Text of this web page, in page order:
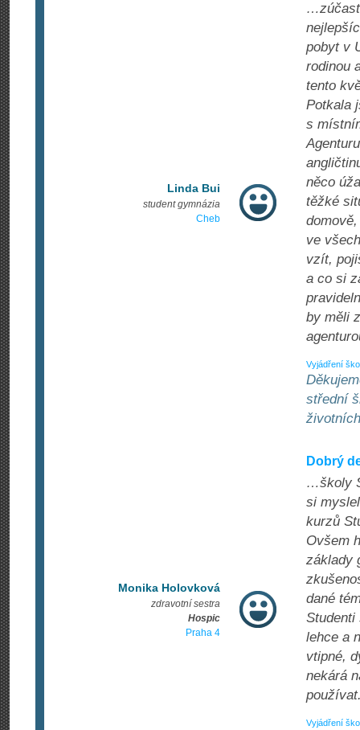
Linda Bui
student gymnázia
Cheb
pobyt v
rodinou
tento
Potkala
s
něco
těžké
ve
vzít,
a co si
by měli
Vyjádření
střední
Monika Holovková
zdravotní sestra
Hospic
Praha 4
Dobrý
…školy
si
kurzů
Ovšem
základy
dané
Studenti
lehce a
vtipné,
nekárá
Vyjádření